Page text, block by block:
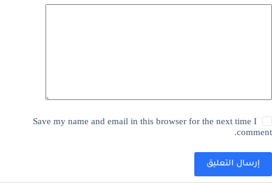
Save my name and email in this browser for the next time I
comment.
إرسال التعليق